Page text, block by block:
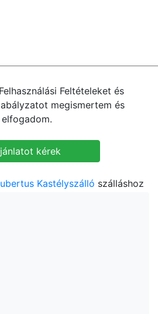
Feltételeket és
megismertem és
elfogadom.
Kastélyszálló szálláshoz